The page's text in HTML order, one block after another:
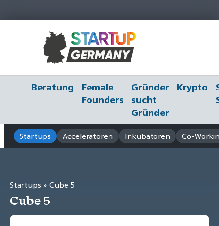
Beratung
Female
Founders
Gründer
sucht
Gründer
Krypto
Startups Acceleratoren Inkubatoren Co-
Startups » Cube 5
Cube 5